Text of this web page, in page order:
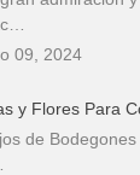
09, 2024
y Flores Para
de